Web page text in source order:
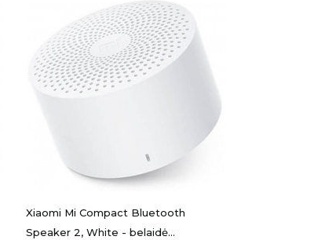
Xiaomi Mi Compact Bluetooth
Speaker 2, White - belaidė...